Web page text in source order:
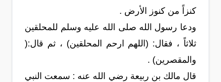
كنزاً من كنوز الأرض .
ودعا رسول الله صلى الله عليه وسلم للمحلقين
ثلاثاً ، فقال: (اللهم ارحم المحلقين) ، ثم قال:(
والمقصرين) .
قال مالك بن ربيعة رضي الله عنه : سمعت النبي